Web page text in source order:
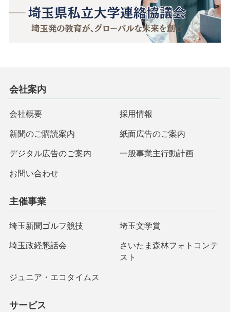
会社案内
会社概要 採用情報
新聞のご購読案内 紙面広告のご案内
デジタル広告のご案内 一般事業主行動計画
お問い合わせ
主催事業
埼玉新聞ゴルフ競技 埼玉文学賞
埼玉政経懇話会
さいたま森林フォトコンテ
スト
ジュニア・エコタイムス
サービス